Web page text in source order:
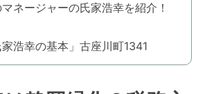
ネージャーの氏家浩幸を紹介！
浩幸の基本」古座川町1341